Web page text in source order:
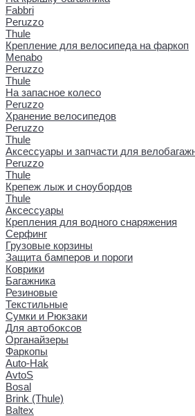
Fabbri
Peruzzo
Thule
Крепление для велосипеда на фаркоп
Menabo
Peruzzo
Thule
На запасное колесо
Peruzzo
Хранение велосипедов
Peruzzo
Thule
Аксессуары и запчасти для
Peruzzo
Thule
Крепеж лыж и сноубордов
Thule
Аксессуары
Крепления для водного снаряжения
Серфинг
Грузовые корзины
Защита бамперов и пороги
Коврики
Багажника
Резиновые
Текстильные
Сумки и Рюкзаки
Для автобоксов
Органайзеры
Фаркопы
Auto-Hak
AvtoS
Bosal
Brink (Thule)
Baltex